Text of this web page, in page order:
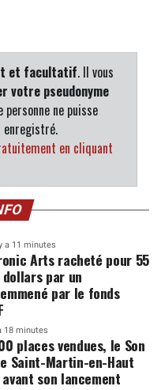
et facultatif. Il vous
votre pseudonyme
ne puisse
enregistré.
en cliquant
a 11 minutes
Arts racheté pour 55
par un
par le fonds
18 minutes
places vendues, le Son
Saint-Martin-en-Haut
son lancement